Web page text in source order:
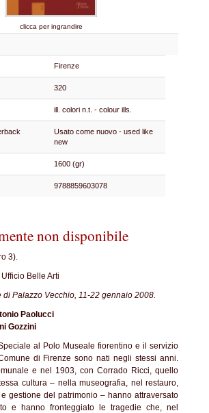
clicca per ingrandire
Firenze
320
ill. colori n.t. - colour ills.
Usato come nuovo - used like
new
1600 (gr)
9788859603078
non disponibile
3).
Belle Arti
di Palazzo Vecchio, 11-22 gennaio 2008.
Paolucci
Gozzini
al Polo Museale fiorentino e il servizio
di Firenze sono nati negli stessi anni.
e nel 1903, con Corrado Ricci, quello
cultura – nella museografia, nel restauro,
gestione del patrimonio – hanno attraversato
e hanno fronteggiato le tragedie che, nel